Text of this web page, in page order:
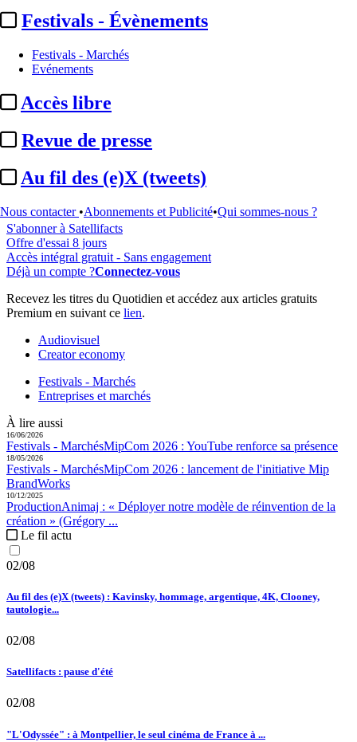
Festivals - Évènements
Festivals - Marchés
Evénements
Accès libre
Revue de presse
Au fil des (e)X (tweets)
Nous contacter •Abonnements et Publicité•Qui sommes-nous ?
...
Cet article est réservé à nos abonnés
Pour accéder à cet article, à l'ensemble du site, découvrez nos
S'abonner à Satellifacts
Offre d'essai 8 jours
Accès intégral gratuit - Sans engagement
Déjà un compte ?Connectez-vous
Recevez les titres du Quotidien et accédez aux articles gratuits
Premium en suivant ce lien.
Audiovisuel
Creator economy
Festivals - Marchés
Entreprises et marchés
À lire aussi
16/06/2026
Festivals - MarchésMipCom 2026 : YouTube renforce sa présence
18/05/2026
Festivals - MarchésMipCom 2026 : lancement de l'initiative Mip
BrandWorks
10/12/2025
ProductionAnimaj : « Déployer notre modèle de réinvention de la
création » (Grégory ...
Le fil actu
02/08
Au fil des (e)X (tweets) : Kavinsky, hommage, argentique, 4K, Clooney,
tautologie...
02/08
Satellifacts : pause d'été
02/08
"L'Odyssée" : à Montpellier, le seul cinéma de France à ...